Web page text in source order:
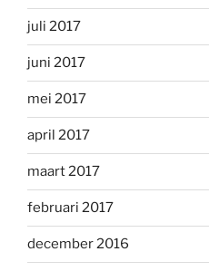
juli 2017
juni 2017
mei 2017
april 2017
maart 2017
februari 2017
december 2016